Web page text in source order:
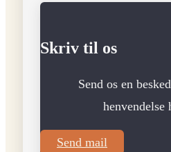
Skriv til os
Send os en
Send mail